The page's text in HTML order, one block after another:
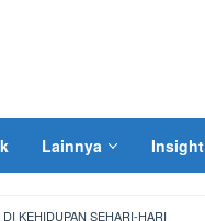
Lainnya Insight
KEHIDUPAN SEHARI-HARI